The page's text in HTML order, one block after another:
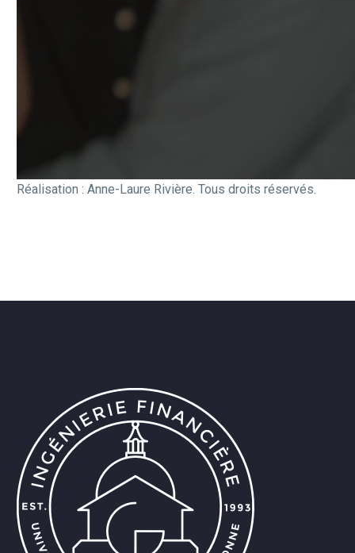
Réalisation : Anne-Laure Rivière. Tous droits réservés.